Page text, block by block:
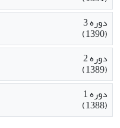
دوره 3
(1390)
دوره 2
(1389)
دوره 1
(1388)